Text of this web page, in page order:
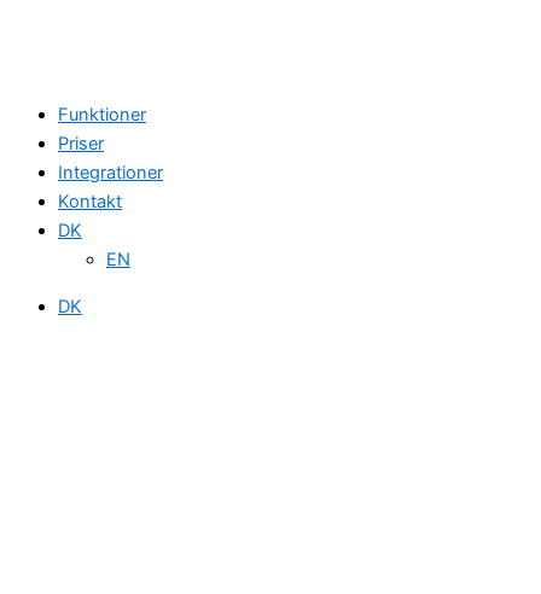
Funktioner
Priser
Integrationer
Kontakt
DK
EN
DK